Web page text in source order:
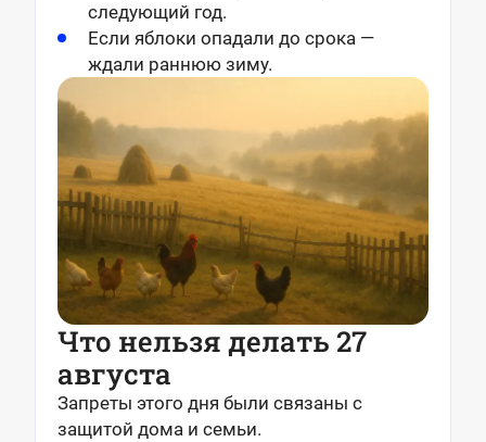
следующий год.
Если яблоки опадали до срока —
ждали раннюю зиму.
Что нельзя делать 27
августа
Запреты этого дня были связаны с
защитой дома и семьи.